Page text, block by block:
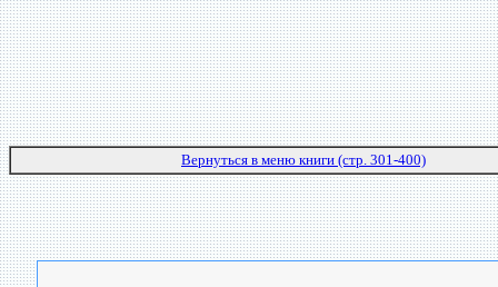
Вернуться в меню книги (стр. 301-400)